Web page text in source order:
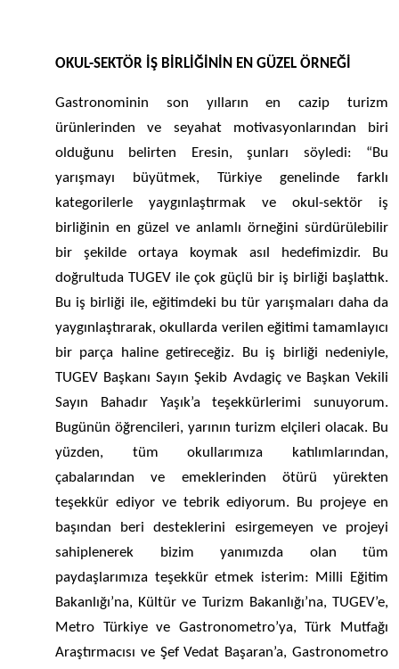
OKUL-SEKTÖR İŞ BİRLİĞİNİN EN GÜZEL ÖRNEĞİ
Gastronominin son yılların en cazip turizm
ürünlerinden ve seyahat motivasyonlarından biri
olduğunu belirten Eresin, şunları söyledi: “Bu
yarışmayı büyütmek, Türkiye genelinde farklı
kategorilerle yaygınlaştırmak ve okul-sektör iş
birliğinin en güzel ve anlamlı örneğini sürdürülebilir
bir şekilde ortaya koymak asıl hedefimizdir. Bu
doğrultuda TUGEV ile çok güçlü bir iş birliği başlattık.
Bu iş birliği ile, eğitimdeki bu tür yarışmaları daha da
yaygınlaştırarak, okullarda verilen eğitimi tamamlayıcı
bir parça haline getireceğiz. Bu iş birliği nedeniyle,
TUGEV Başkanı Sayın Şekib Avdagiç ve Başkan Vekili
Sayın Bahadır Yaşık’a teşekkürlerimi sunuyorum.
Bugünün öğrencileri, yarının turizm elçileri olacak. Bu
yüzden, tüm okullarımıza katılımlarından,
çabalarından ve emeklerinden ötürü yürekten
teşekkür ediyor ve tebrik ediyorum. Bu projeye en
başından beri desteklerini esirgemeyen ve projeyi
sahiplenerek bizim yanımızda olan tüm
paydaşlarımıza teşekkür etmek isterim: Milli Eğitim
Bakanlığı’na, Kültür ve Turizm Bakanlığı’na, TUGEV’e,
Metro Türkiye ve Gastronometro’ya, Türk Mutfağı
Araştırmacısı ve Şef Vedat Başaran’a, Gastronometro